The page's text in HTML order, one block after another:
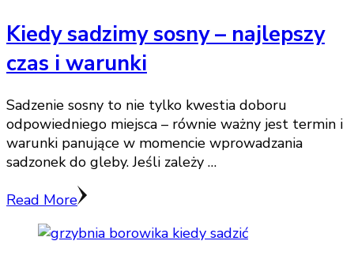
Kiedy sadzimy sosny – najlepszy
czas i warunki
Sadzenie sosny to nie tylko kwestia doboru
odpowiedniego miejsca – równie ważny jest termin i
warunki panujące w momencie wprowadzania
sadzonek do gleby. Jeśli zależy …
Read More